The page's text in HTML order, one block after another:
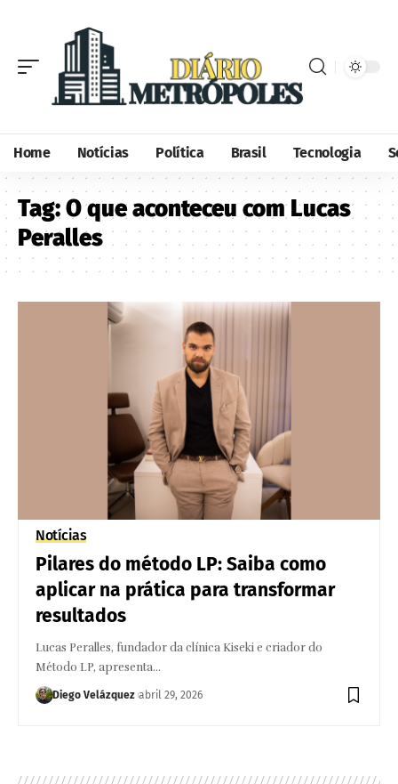
Home Notícias Política Brasil Tecnologia
Tag:O que aconteceu com Lucas
Peralles
Notícias
Pilares do método LP: Saiba como
aplicar na prática para transformar
resultados
Lucas Peralles, fundador da clínica Kiseki e criador do
Método LP, apresenta…
Diego Velázquez abril 29, 2026